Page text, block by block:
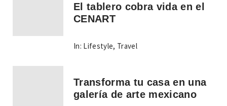
El tablero cobra vida en el
CENART
In: Lifestyle, Travel
Transforma tu casa en una
galería de arte mexicano